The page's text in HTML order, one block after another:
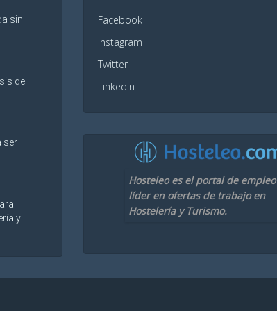
sin
de
ser
y...
Facebook
Instagram
Twitter
Linkedin
Hosteleo es el portal de empleo
líder en ofertas de trabajo en
Hostelería y Turismo.